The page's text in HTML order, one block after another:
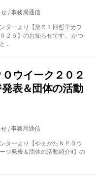
/事務局通信
ターより【第５１回哲学カフ
２６】のお知らせです。 かつ
...
ウイーク２０２
表＆団体の活動
/事務局通信
ターより【やまがたＮＰＯウ
ジ発表＆団体の活動紹介!!】の